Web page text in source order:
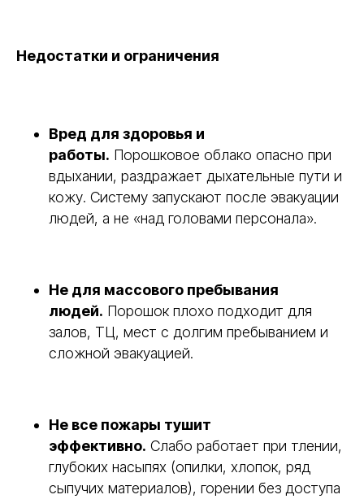
Недостатки и ограничения
Вред для здоровья и
работы. Порошковое облако опасно при
вдыхании, раздражает дыхательные пути и
кожу. Систему запускают после эвакуации
людей, а не «над головами персонала».
Не для массового пребывания
людей. Порошок плохо подходит для
залов, ТЦ, мест с долгим пребыванием и
сложной эвакуацией.
Не все пожары тушит
эффективно. Слабо работает при тлении,
глубоких насыпях (опилки, хлопок, ряд
сыпучих материалов), горении без доступа